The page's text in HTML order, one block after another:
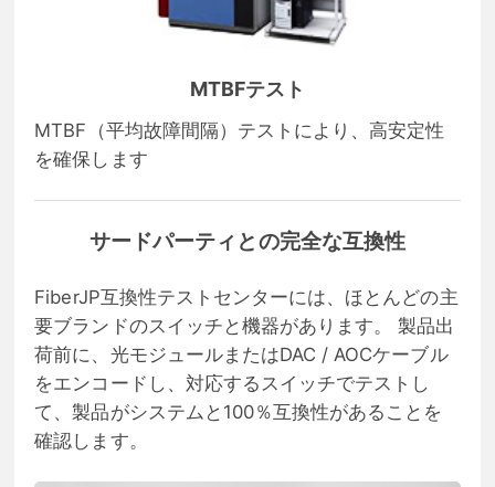
MTBFテスト
MTBF（平均故障間隔）テストにより、高安定性
を確保します
サードパーティとの完全な互換性
FiberJP互換性テストセンターには、ほとんどの主
要ブランドのスイッチと機器があります。 製品出
荷前に、光モジュールまたはDAC / AOCケーブル
をエンコードし、対応するスイッチでテストし
て、製品がシステムと100％互換性があることを
確認します。